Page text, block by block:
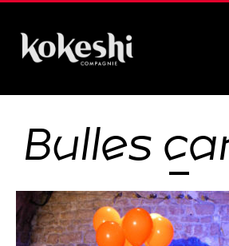
Kokeshi
Bulles